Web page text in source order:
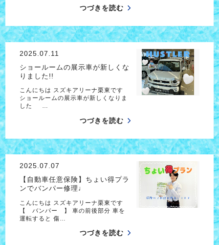
つづきを読む
2025.07.11
ショールームの展示車が新しくな
りました!!
こんにちは スズキアリーナ栗東です
ショールームの展示車が新しくなりま
した …
つづきを読む
2025.07.07
【自動車任意保険】ちょい得プラ
ンでバンパー修理♩
こんにちは スズキアリーナ栗東です
【 バンパー 】 車の前後部分 車を
運転すると 傷…
つづきを読む